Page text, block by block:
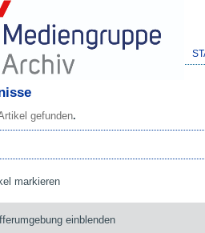
gefunden.
markieren
einblenden